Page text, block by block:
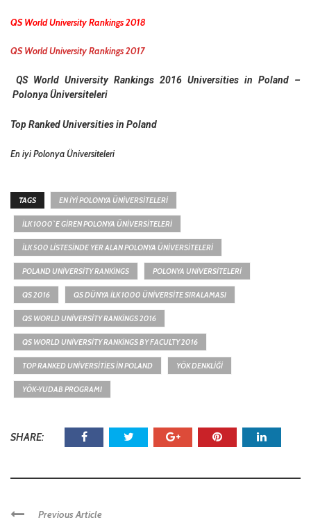
QS World University Rankings 2018
QS World University Rankings 2017
QS World University Rankings 2016 Universities in Poland –
Polonya Üniversiteleri
Top Ranked Universities in Poland
En iyi Polonya Üniversiteleri
TAGS EN IYI POLONYA ÜNIVERSITELERI
İLK 1000`E GIREN POLONYA ÜNIVERSITELERI
İLK 500 LISTESINDE YER ALAN POLONYA ÜNIVERSITELERI
POLAND UNIVERSITY RANKINGS POLONYA UNIVERSITELERI
QS 2016 QS DÜNYA ILK 1000 ÜNIVERSITE SIRALAMASI
QS WORLD UNIVERSITY RANKINGS 2016
QS WORLD UNIVERSITY RANKINGS BY FACULTY 2016
TOP RANKED UNIVERSITIES IN POLAND YÖK DENKLIĞI
YÖK-YUDAB PROGRAMI
SHARE:
Previous Article